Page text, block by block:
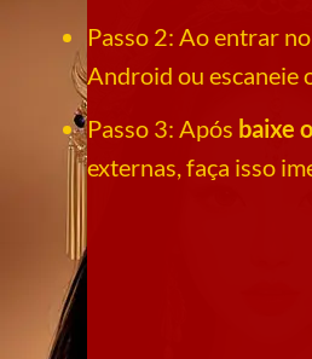
Passo 2: Ao entrar
Android ou escaneie
Passo 3: Após baixe
externas, faça isso